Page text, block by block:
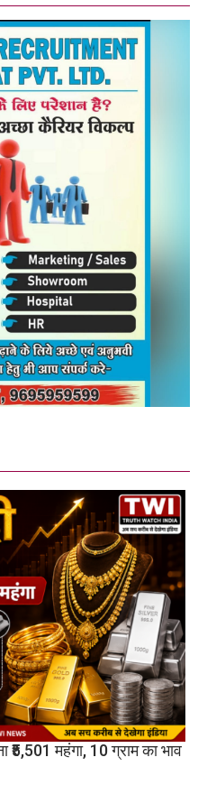
के
बाद
एक
की
मौत,
अनिश्चितकालीन
कर्फ्यू
₹5,501 महंगा, 10 ग्राम का भाव